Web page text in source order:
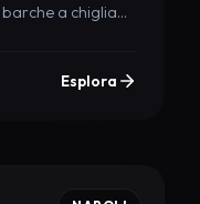
a chiglia
Esplora